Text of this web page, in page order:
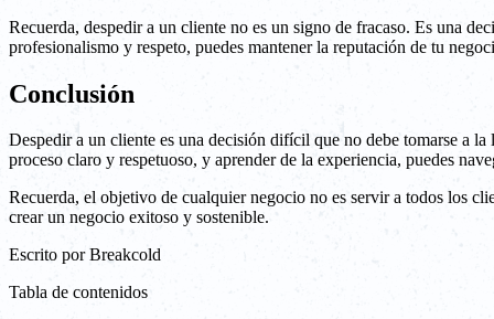
Recuerda, despedir a un cliente no es un signo de fracaso. Es una
profesionalismo y respeto, puedes mantener la reputación de tu
Conclusión
Despedir a un cliente es una decisión difícil que no debe tomarse a
proceso claro y respetuoso, y aprender de la experiencia, puedes
Recuerda, el objetivo de cualquier negocio no es servir a todos los
crear un negocio exitoso y sostenible.
Escrito por Breakcold
Tabla de contenidos